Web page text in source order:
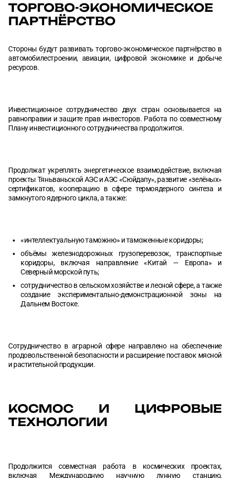
ТОРГОВО-ЭКОНОМИЧЕСКОЕ
ПАРТНЁРСТВО
Стороны будут развивать торгово-экономическое партнёрство в
автомобилестроении, авиации, цифровой экономике и добыче
ресурсов.
Инвестиционное сотрудничество двух стран основывается на
равноправии и защите прав инвесторов. Работа по совместному
Плану инвестиционного сотрудничества продолжится.
Продолжат укреплять энергетическое взаимодействие, включая
проекты Тяньваньской АЭС и АЭС «Сюйдапу», развитие «зелёных»
сертификатов, кооперацию в сфере термоядерного синтеза и
замкнутого ядерного цикла, а также:
«интеллектуальную таможню» и таможенные коридоры;
объёмы железнодорожных грузоперевозок, транспортные
коридоры, включая направление «Китай — Европа» и
Северный морской путь;
сотрудничество в сельском хозяйстве и лесной сфере, а также
создание экспериментально-демонстрационной зоны на
Дальнем Востоке.
Сотрудничество в аграрной сфере направлено на обеспечение
продовольственной безопасности и расширение поставок мясной
и растительной продукции.
КОСМОС И ЦИФРОВЫЕ
ТЕХНОЛОГИИ
Продолжится совместная работа в космических проектах,
включая Международную научную лунную станцию,